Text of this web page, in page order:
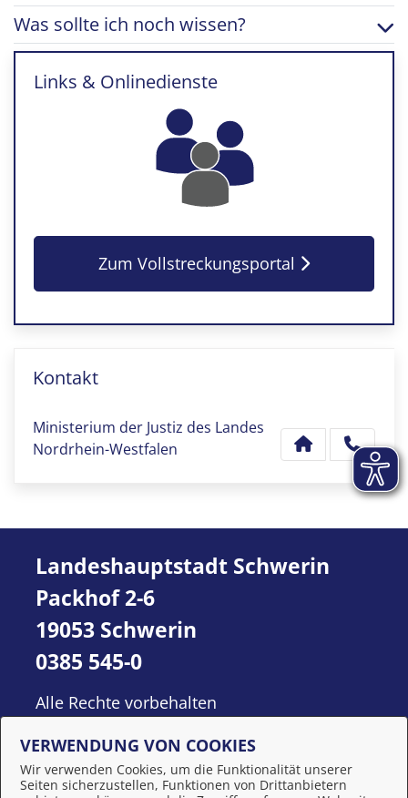
Was sollte ich noch wissen?
Links & Onlinedienste
Zum Vollstreckungsportal
Kontakt
Ministerium der Justiz des Landes
Nordrhein-Westfalen
Landeshauptstadt Schwerin
Packhof 2-6
19053 Schwerin
0385 545-0
Alle Rechte vorbehalten
VERWENDUNG VON COOKIES
Wir verwenden Cookies, um die Funktionalität unserer
Seiten sicherzustellen, Funktionen von Drittanbietern